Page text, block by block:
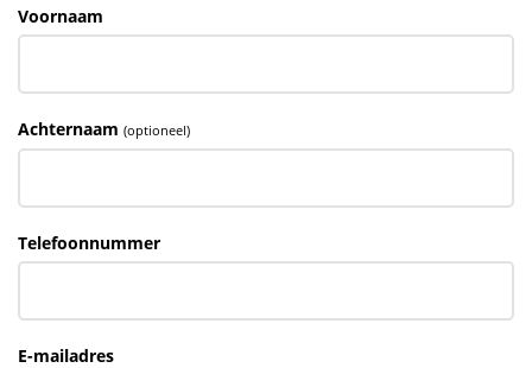
Voornaam
Achternaam (optioneel)
Telefoonnummer
E-mailadres